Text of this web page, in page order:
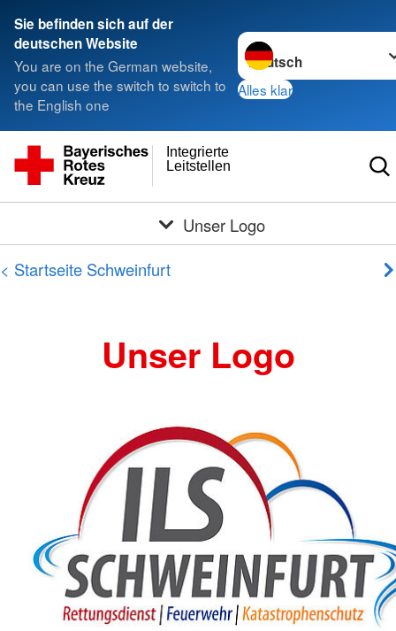
Sie befinden sich auf der
deutschen Website
You are on the German website,
you can use the switch to switch to
the English one
Sprache wechseln zu
Alles klar
Leitstellen
Integrierte
Unser Logo
< Startseite Schweinfurt
Unser Logo